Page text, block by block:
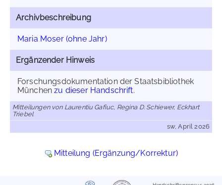
Archivbeschreibung
Maria Moser (ohne Jahr)
Ergänzender Hinweis
Forschungsdokumentation der Staatsbibliothek
Münchenzu dieser Handschrift.
Mitteilungen von Laurentiu Gafiuc, Regina D. Schiewer, Eckhart
Triebel
sw, April 2026
Mitteilung (Ergänzung/Korrektur)